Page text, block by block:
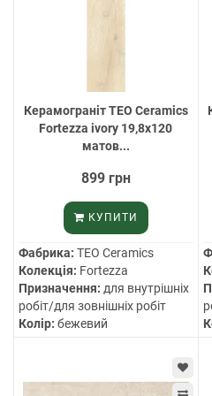
Керамограніт TEO Ceramics
Fortezza ivory 19,8х120
матов...
899 грн
КУПИТИ
Фабрика: TEO Ceramics
Колекція: Fortezza
Призначення: для внутрішніх
робіт/для зовнішніх робіт
Колір: бежевий